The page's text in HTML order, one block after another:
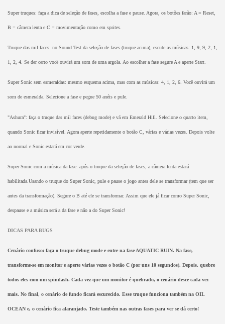
Super truques: faça a dica de seleção de fases, escolha a fase e pause. Agora, os botões farão: A = Reset,
B = câmera lenta e C = movimentação como em sprites.
Truque das mil faces: no Sound Test da seleção de fases (truque acima), escute as músicas: 1, 9, 9, 2, 1,
1, 2, 4. Se der certo você ouvirá um som de uma argola. Ao escolher a fase segure A e aperte Start.
Super Sonic sem esmeraldas: mesmo esquema acima, mas com as músicas: 4, 1, 2, 6. Você ouvirá um
som de esmeralda. Selecione a fase e pegue 50 anéis e pule.
"Ashura": faça o truque das mil faces (debug mode) e vá em Emerald Hill. Selecione o quarto item,
quando Sonic ficar invisível. Agora aperte repetidamente o botão C, várias e várias vezes. Depois volte
ao normal e Sonic estará em cor verde.
Super Sonic com a música da fase: após o truque da seleção de fases, a câmera lenta estará
habilitada.Usando o truque do Super Sonic, pule e pause o jogo antes dele se transformar (tem que ser
antes da transformação). Segure o B até ele se transformar. Assim que ele já ficar como Super Sonic,
despause e a música será a da fase e não a do Super Sonic!
DICAS PARA BUGS
Cenário confuso: faça o truque debug mode e entre na fase AQUATIC RUIN. Na fase,
transforme-se em monitor e aperte várias vezes o botão C (por uns 10 segundos). Depois, quebre
todos eles com um spindash. Cada vez que um monitor é quebrado, o cenário desce cada vez
mais. No final, o cenário de fundo ficará escurecido. Esse truque funciona também na OIL
OCEAN e, o cenário fica alaranjado. Teste também nas outras fases para ver se dá certo!